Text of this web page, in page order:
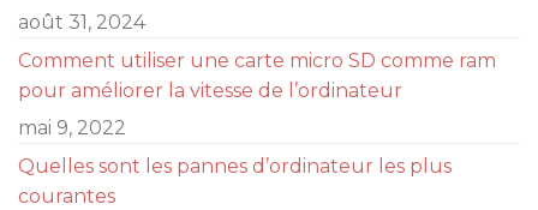
août 31, 2024
Comment utiliser une carte micro SD comme ram
pour améliorer la vitesse de l’ordinateur
mai 9, 2022
Quelles sont les pannes d’ordinateur les plus
courantes